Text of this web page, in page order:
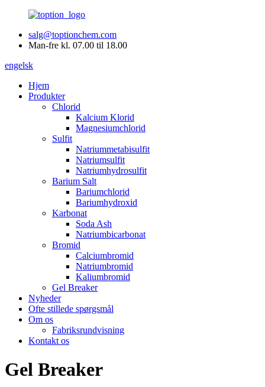
salg@toptionchem.com
Man-fre kl. 07.00 til 18.00
engelsk
Hjem
Produkter
Chlorid
Kalcium Klorid
Magnesiumchlorid
Sulfit
Natriummetabisulfit
Natriumsulfit
Natriumhydrosulfit
Barium Salt
Bariumchlorid
Bariumhydroxid
Karbonat
Soda Ash
Natriumbicarbonat
Bromid
Calciumbromid
Natriumbromid
Kaliumbromid
Gel Breaker
Nyheder
Ofte stillede spørgsmål
Om os
Fabriksrundvisning
Kontakt os
Gel Breaker